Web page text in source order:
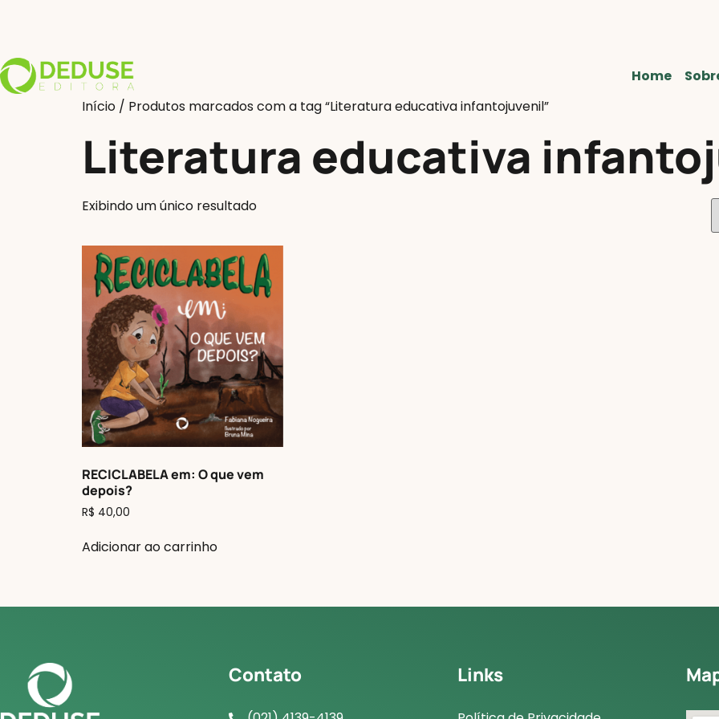
Home
Início / Produtos marcados com a tag “Literatura educativa infantojuvenil”
Literatura educativa
Exibindo um único resultado
RECICLABELA em: O que vem
depois?
R$ 40,00
Adicionar ao carrinho
Contato Links